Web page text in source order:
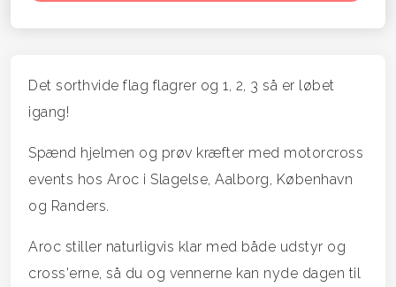
Det sorthvide flag flagrer og 1, 2, 3 så er løbet
igang!
Spænd hjelmen og prøv kræfter med motorcross
events hos Aroc i Slagelse, Aalborg, København
og Randers.
Aroc stiller naturligvis klar med både udstyr og
cross'erne, så du og vennerne kan nyde dagen til